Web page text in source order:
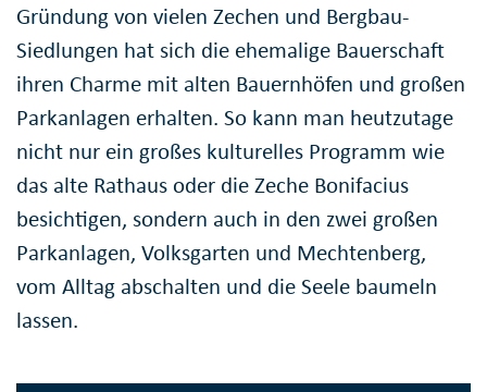
Gründung von vielen Zechen und Bergbau-
Siedlungen hat sich die ehemalige Bauerschaft
ihren Charme mit alten Bauernhöfen und großen
Parkanlagen erhalten. So kann man heutzutage
nicht nur ein großes kulturelles Programm wie
das alte Rathaus oder die Zeche Bonifacius
besichtigen, sondern auch in den zwei großen
Parkanlagen, Volksgarten und Mechtenberg,
vom Alltag abschalten und die Seele baumeln
lassen.